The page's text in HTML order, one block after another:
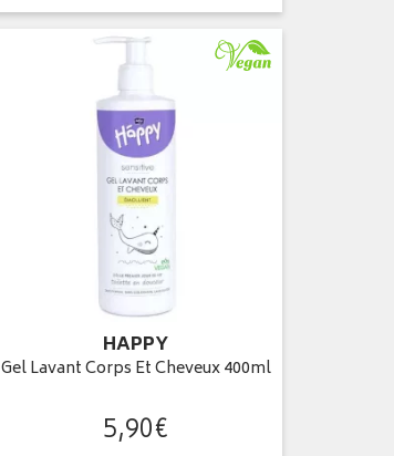
HAPPY
Gel Lavant Corps Et Cheveux 400ml
5,90€